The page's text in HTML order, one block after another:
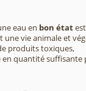
eau en bon état
une vie animale et
produits toxiques,
quantité suffisante